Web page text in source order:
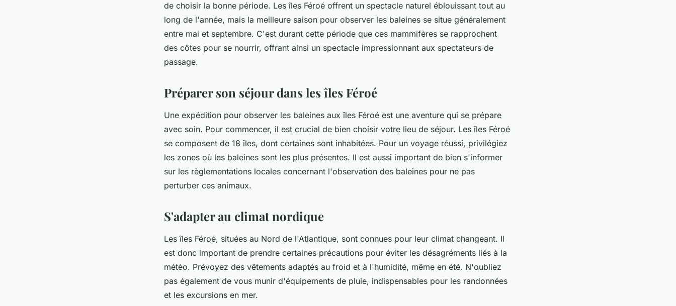
de choisir la bonne période. Les îles Féroé offrent un spectacle naturel éblouissant tout au
long de l'année, mais la meilleure saison pour observer les baleines se situe généralement
entre mai et septembre. C'est durant cette période que ces mammifères se rapprochent
des côtes pour se nourrir, offrant ainsi un spectacle impressionnant aux spectateurs de
passage.
Préparer son séjour dans les îles Féroé
Une expédition pour observer les baleines aux îles Féroé est une aventure qui se prépare
avec soin. Pour commencer, il est crucial de bien choisir votre lieu de séjour. Les îles Féroé
se composent de 18 îles, dont certaines sont inhabitées. Pour un voyage réussi, privilégiez
les zones où les baleines sont les plus présentes. Il est aussi important de bien s'informer
sur les règlementations locales concernant l'observation des baleines pour ne pas
perturber ces animaux.
S'adapter au climat nordique
Les îles Féroé, situées au Nord de l'Atlantique, sont connues pour leur climat changeant. Il
est donc important de prendre certaines précautions pour éviter les désagréments liés à la
météo. Prévoyez des vêtements adaptés au froid et à l'humidité, même en été. N'oubliez
pas également de vous munir d'équipements de pluie, indispensables pour les randonnées
et les excursions en mer.